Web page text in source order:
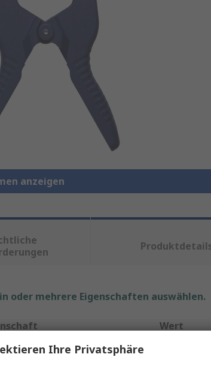
anzeigen
oder mehrere Eigenschaften auswählen.
Wert
Ihre Privatsphäre